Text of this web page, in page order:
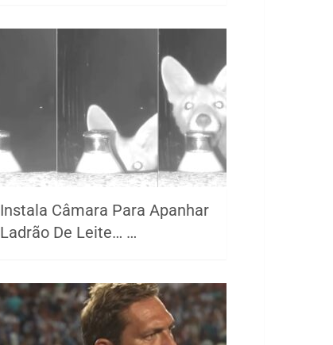
Instala Câmara Para Apanhar
Ladrão De Leite… …